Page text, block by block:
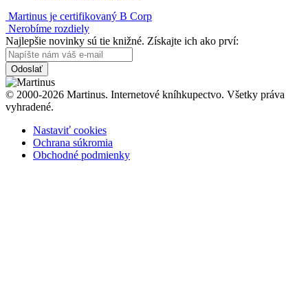
Martinus je certifikovaný B Corp
Nerobíme rozdiely
Najlepšie novinky sú tie knižné. Získajte ich ako prví:
Odoslať
© 2000-2026 Martinus. Internetové kníhkupectvo. Všetky práva
vyhradené.
Nastaviť cookies
Ochrana súkromia
Obchodné podmienky